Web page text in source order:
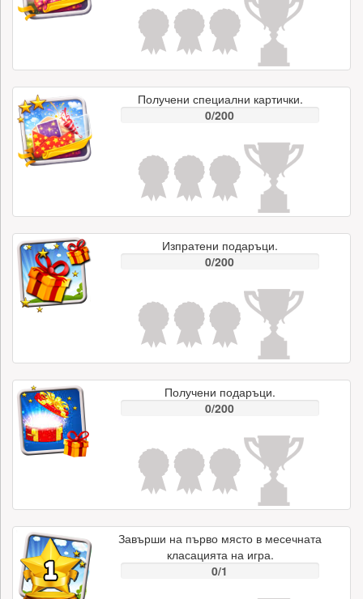
Получени специални картички.
0/200
Изпратени подаръци.
0/200
Получени подаръци.
0/200
Завърши на първо място в месечната
класацията на игра.
0/1